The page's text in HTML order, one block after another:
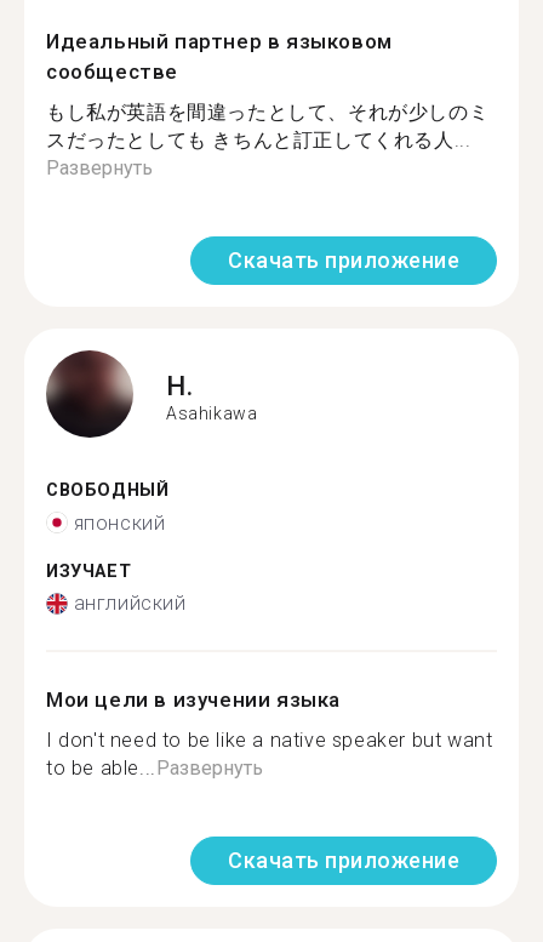
Идеальный партнер в языковом
сообществе
もし私が英語を間違ったとして、それが少しのミ
スだったとしても きちんと訂正してくれる人...
Развернуть
Скачать приложение
H.
Asahikawa
СВОБОДНЫЙ
японский
ИЗУЧАЕТ
английский
Мои цели в изучении языка
I don't need to be like a native speaker but want
to be able...Развернуть
Скачать приложение